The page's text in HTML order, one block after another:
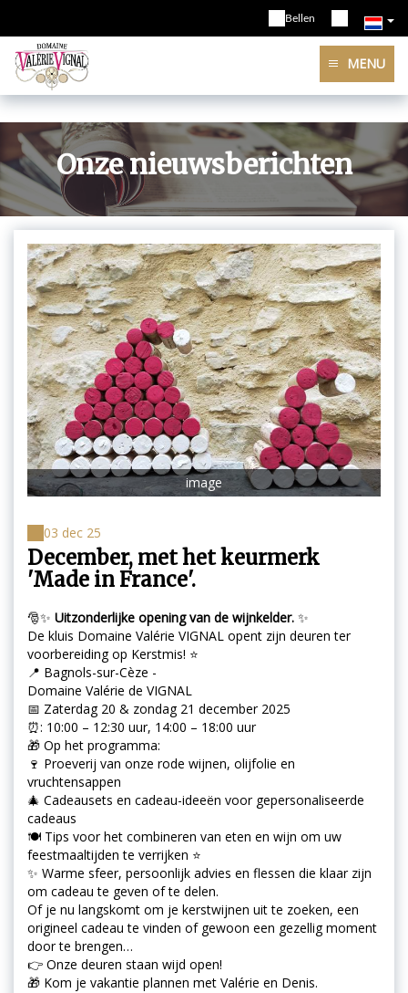
Bellen
MENU
Onze nieuwsberichten
image
03 dec 25
December, met het keurmerk
'Made in France'.
🎅✨ Uitzonderlijke opening van de wijnkelder. ✨
De kluis Domaine Valérie VIGNAL opent zijn deuren ter
voorbereiding op Kerstmis! ⭐
📍 Bagnols-sur-Cèze -
Domaine Valérie de VIGNAL
📅 Zaterdag 20 & zondag 21 december 2025
⏰: 10:00 – 12:30 uur, 14:00 – 18:00 uur
🎁 Op het programma:
🍷 Proeverij van onze rode wijnen, olijfolie en
vruchtensappen
🎄 Cadeausets en cadeau-ideeën voor gepersonaliseerde
cadeaus
🍽️ Tips voor het combineren van eten en wijn om uw
feestmaaltijden te verrijken ⭐
✨ Warme sfeer, persoonlijk advies en flessen die klaar zijn
om cadeau te geven of te delen.
Of je nu langskomt om je kerstwijnen uit te zoeken, een
origineel cadeau te vinden of gewoon een gezellig moment
door te brengen…
👉 Onze deuren staan wijd open!
🎁 Kom je vakantie plannen met Valérie en Denis.